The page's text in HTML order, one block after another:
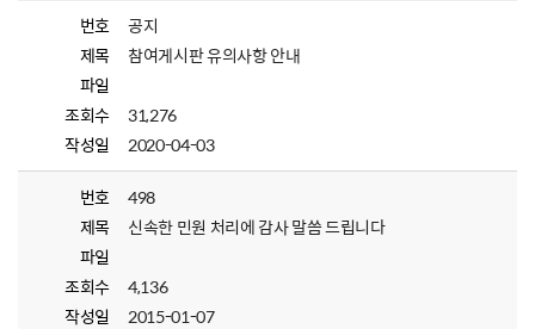
번호
공지
제목
참여게시판 유의사항 안내
파일
조회수
31,276
작성일
2020-04-03
번호
498
제목
신속한 민원 처리에 감사 말씀 드립니다
파일
조회수
4,136
작성일
2015-01-07